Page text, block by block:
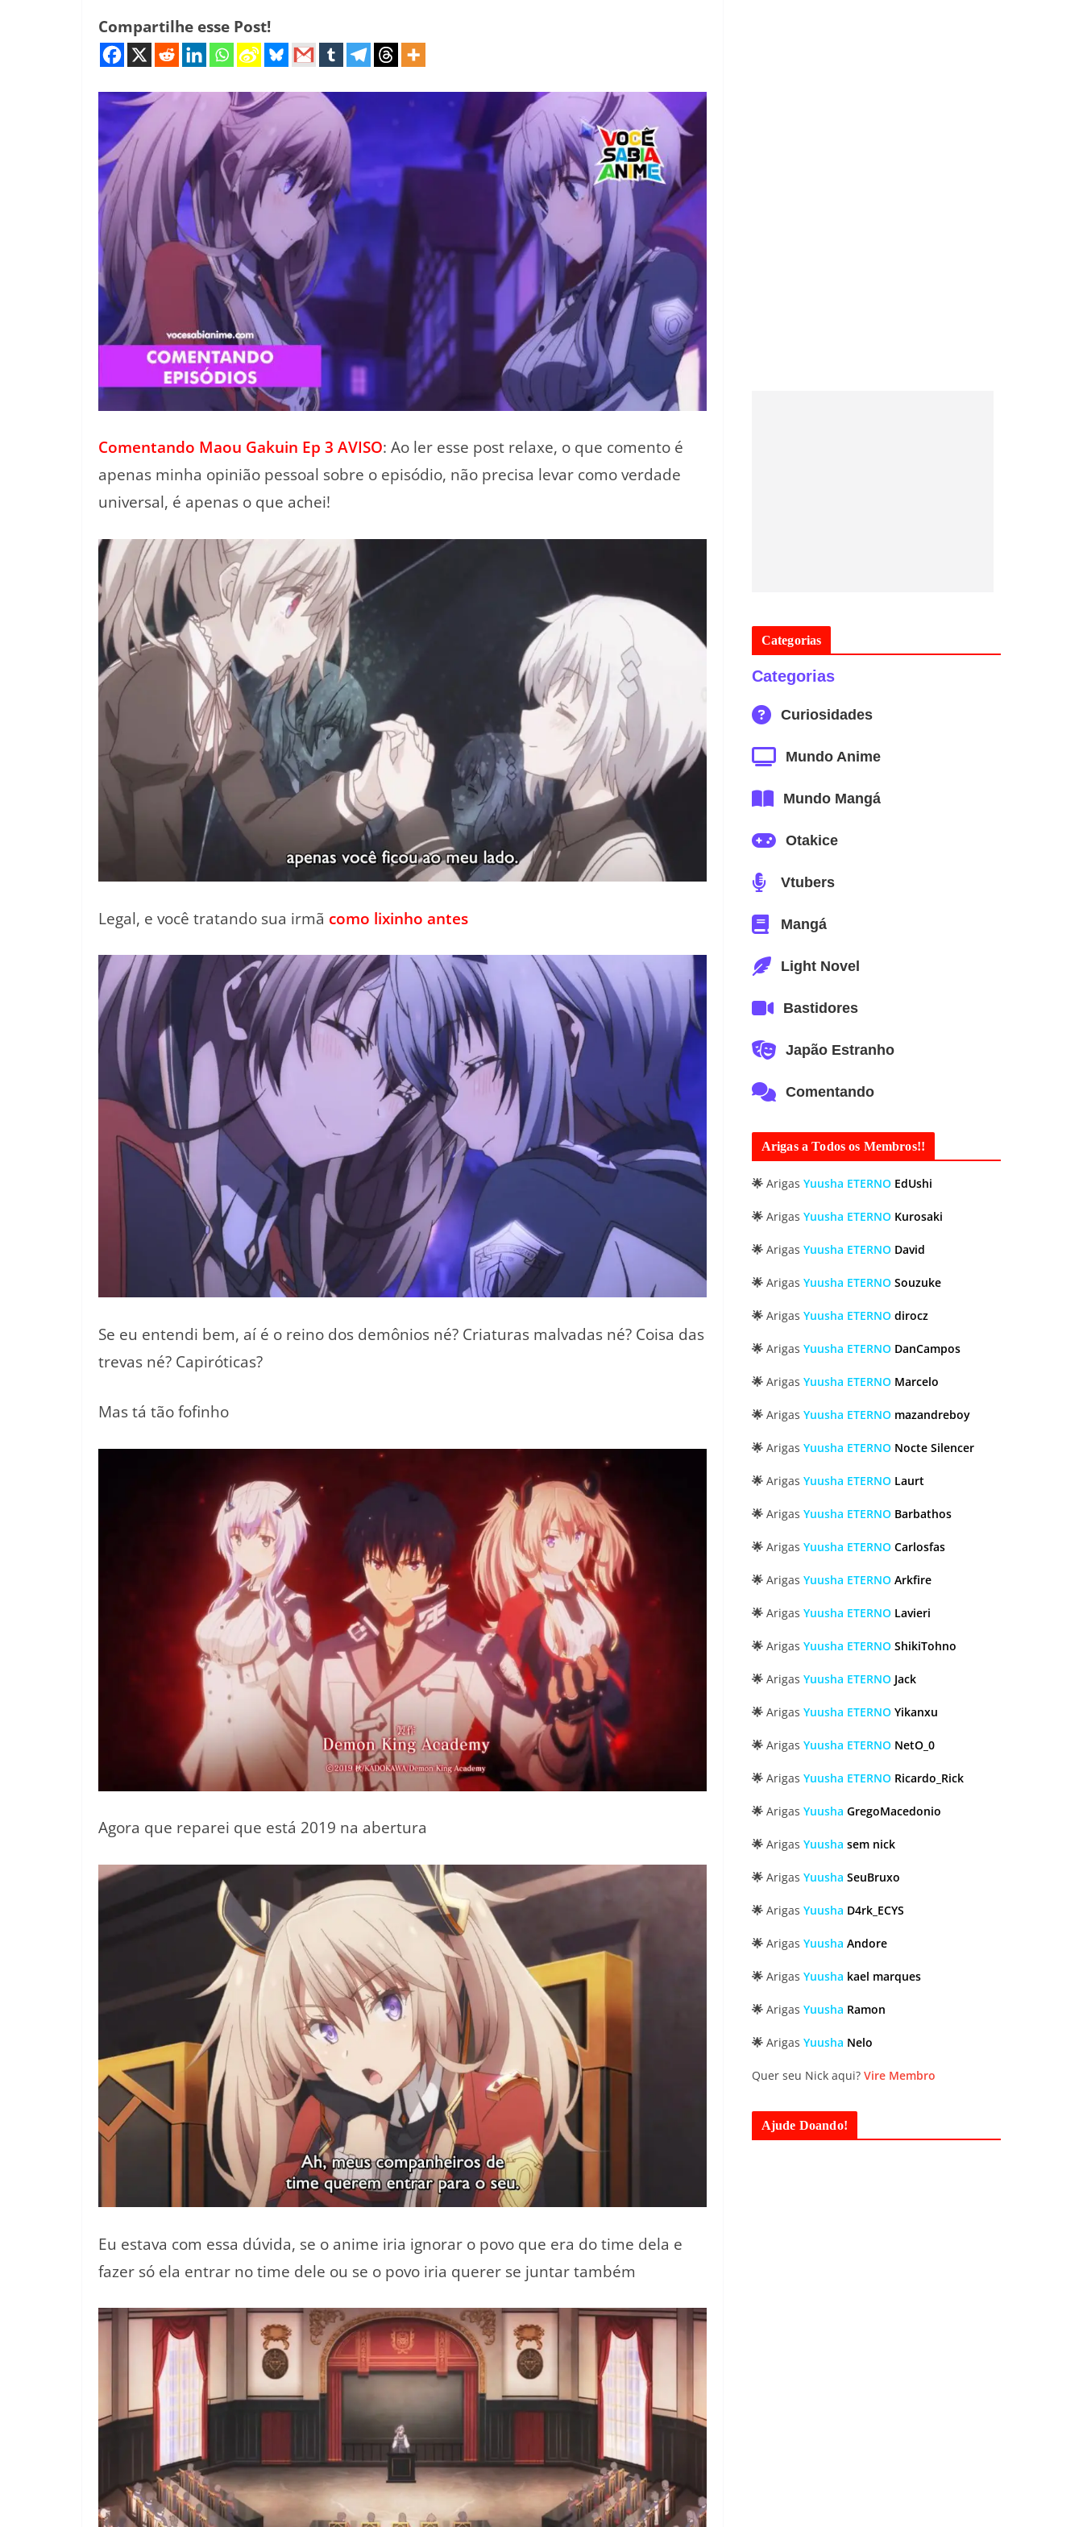
Compartilhe esse Post!
Comentando Maou Gakuin Ep 3 AVISO: Ao ler esse post relaxe, o que comento é
apenas minha opinião pessoal sobre o episódio, não precisa levar como verdade
universal, é apenas o que achei!
Legal, e você tratando sua irmã como lixinho antes
Se eu entendi bem, aí é o reino dos demônios né? Criaturas malvadas né? Coisa das
trevas né? Capiróticas?
Mas tá tão fofinho
Agora que reparei que está 2019 na abertura
Eu estava com essa dúvida, se o anime iria ignorar o povo que era do time dela e
fazer só ela entrar no time dele ou se o povo iria querer se juntar também
Categorias
Categorias
Curiosidades
Mundo Anime
Mundo Mangá
Otakice
Vtubers
Mangá
Light Novel
Bastidores
Japão Estranho
Comentando
Arigas a Todos os Membros!!
🌟 Arigas Yuusha ETERNO EdUshi
🌟 Arigas Yuusha ETERNO Kurosaki
🌟 Arigas Yuusha ETERNO David
🌟 Arigas Yuusha ETERNO Souzuke
🌟 Arigas Yuusha ETERNO dirocz
🌟 Arigas Yuusha ETERNO DanCampos
🌟 Arigas Yuusha ETERNO Marcelo
🌟 Arigas Yuusha ETERNO mazandreboy
🌟 Arigas Yuusha ETERNO Nocte Silencer
🌟 Arigas Yuusha ETERNO Laurt
🌟 Arigas Yuusha ETERNO Barbathos
🌟 Arigas Yuusha ETERNO Carlosfas
🌟 Arigas Yuusha ETERNO Arkfire
🌟 Arigas Yuusha ETERNO Lavieri
🌟 Arigas Yuusha ETERNO ShikiTohno
🌟 Arigas Yuusha ETERNO Jack
🌟 Arigas Yuusha ETERNO Yikanxu
🌟 Arigas Yuusha ETERNO NetO_0
🌟 Arigas Yuusha ETERNO Ricardo_Rick
🌟 Arigas Yuusha GregoMacedonio
🌟 Arigas Yuusha sem nick
🌟 Arigas Yuusha SeuBruxo
🌟 Arigas Yuusha D4rk_ECYS
🌟 Arigas Yuusha Andore
🌟 Arigas Yuusha kael marques
🌟 Arigas Yuusha Ramon
🌟 Arigas Yuusha Nelo
Quer seu Nick aqui? Vire Membro
Ajude Doando!